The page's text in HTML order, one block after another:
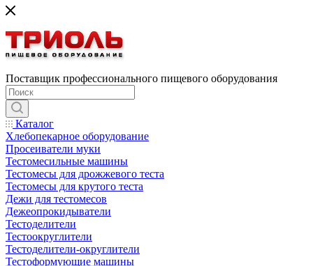
Поставщик профессионального пищевого оборудования
Каталог
Хлебопекарное оборудование
Просеиватели муки
Тестомесильные машины
Тестомесы для дрожжевого теста
Тестомесы для крутого теста
Дежи для тестомесов
Дежеопрокидыватели
Тестоделители
Тестоокруглители
Тестоделители-округлители
Тестоформующие машины